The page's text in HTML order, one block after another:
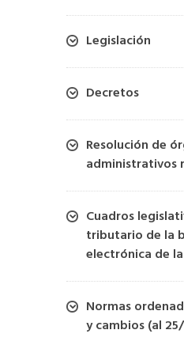
Legislación
Decretos
Resolución de
administrativos
Cuadros
tributario de la
electrónica de la
Normas
y cambios (al